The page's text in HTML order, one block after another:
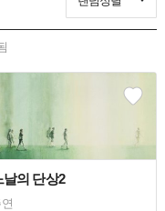
날의 단상2